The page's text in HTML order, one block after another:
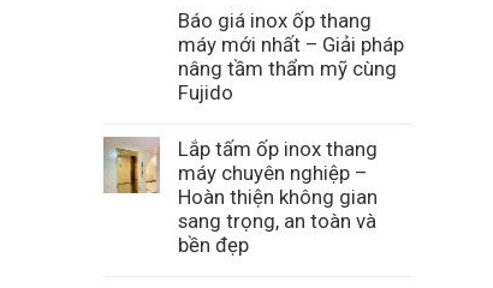
Báo giá inox ốp thang
máy mới nhất – Giải pháp
nâng tầm thẩm mỹ cùng
Fujido
Lắp tấm ốp inox thang
máy chuyên nghiệp –
Hoàn thiện không gian
sang trọng, an toàn và
bền đẹp